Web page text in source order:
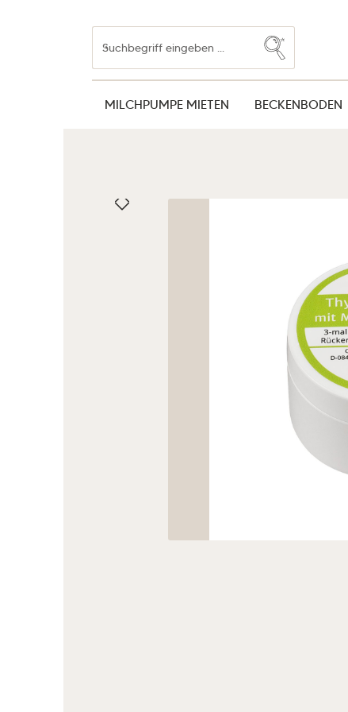
Zur Hauptnavigation springen
MILCHPUMPE MIETEN BECKENBODEN
Bildergalerie überspringen